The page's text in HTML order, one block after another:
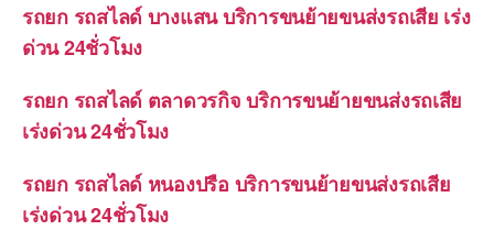
รถยก รถสไลด์ บางแสน บริการขนย้ายขนส่งรถเสีย เร่ง
ด่วน 24ชั่วโมง
รถยก รถสไลด์ ตลาดวรกิจ บริการขนย้ายขนส่งรถเสีย
เร่งด่วน 24ชั่วโมง
รถยก รถสไลด์ หนองปรือ บริการขนย้ายขนส่งรถเสีย
เร่งด่วน 24ชั่วโมง